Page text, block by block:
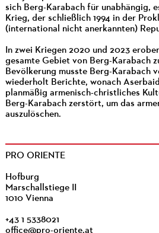
sich Berg-Karabach für unabhängig,
Krieg, der schließlich 1994 in der
(international nicht anerkannten)
In zwei Kriegen 2020 und 2023
gesamte Gebiet von Berg-Karabach
Bevölkerung musste Berg-Karabach
wiederholt Berichte, wonach
planmäßig armenisch-christliches
Berg-Karabach zerstört, um das
auszulöschen.
PRO ORIENTE
Hofburg
Marschallstiege II
1010 Vienna
+43 1 5338021
office@pro-oriente.at